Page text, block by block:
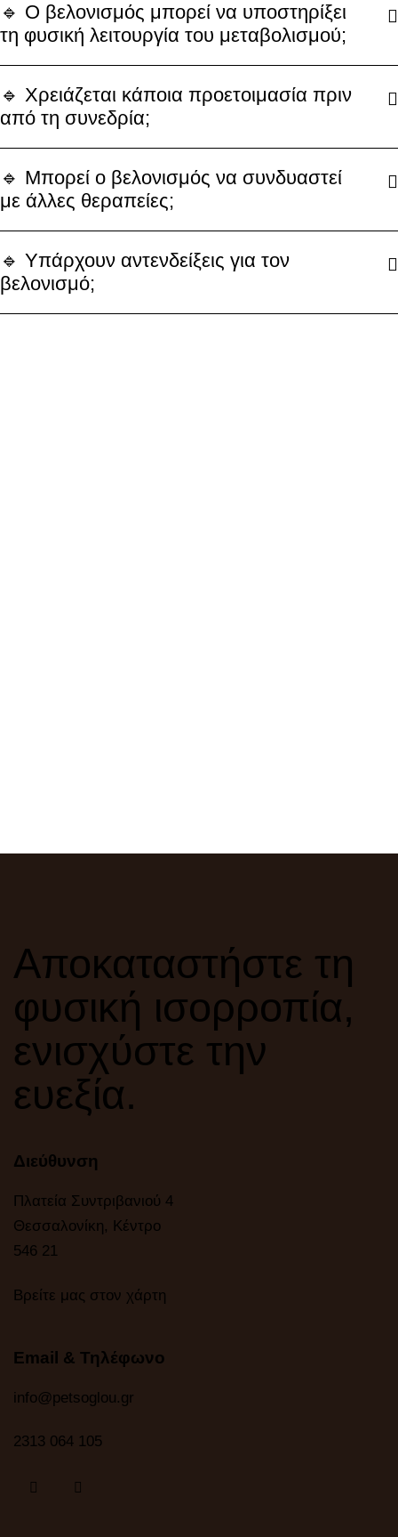
🔹 Ο βελονισμός μπορεί να υποστηρίξει
τη φυσική λειτουργία του μεταβολισμού;
🔹 Χρειάζεται κάποια προετοιμασία πριν
από τη συνεδρία;
🔹 Μπορεί ο βελονισμός να συνδυαστεί
με άλλες θεραπείες;
🔹 Υπάρχουν αντενδείξεις για τον
βελονισμό;
Αποκαταστήστε τη
φυσική ισορροπία,
ενισχύστε την
ευεξία.
Διεύθυνση
Πλατεία Συντριβανιού 4
Θεσσαλονίκη, Κέντρο
546 21
Βρείτε μας στον χάρτη
Email & Τηλέφωνο
info@petsoglou.gr
2313 064 105